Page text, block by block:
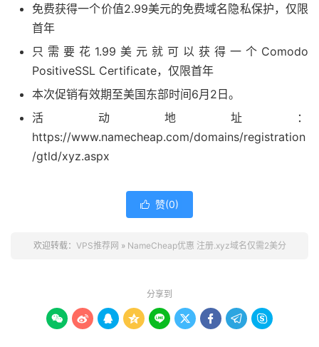
免费获得一个价值2.99美元的免费域名隐私保护，仅限
首年
只需要花1.99美元就可以获得一个Comodo
PositiveSSL Certificate，仅限首年
本次促销有效期至美国东部时间6月2日。
活动地址：
https://www.namecheap.com/domains/registration
/gtld/xyz.aspx
 赞(0)
欢迎转载： VPS推荐网 » NameCheap优惠 注册.xyz域名仅需2美分
分享到
        